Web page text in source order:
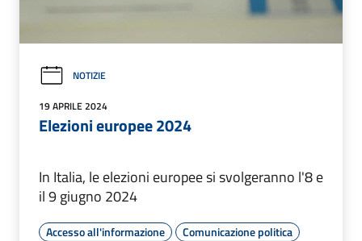
NOTIZIE
19 APRILE 2024
Elezioni europee 2024
In Italia, le elezioni europee si svolgeranno l'8 e
il 9 giugno 2024
Accesso all'informazione
Comunicazione politica